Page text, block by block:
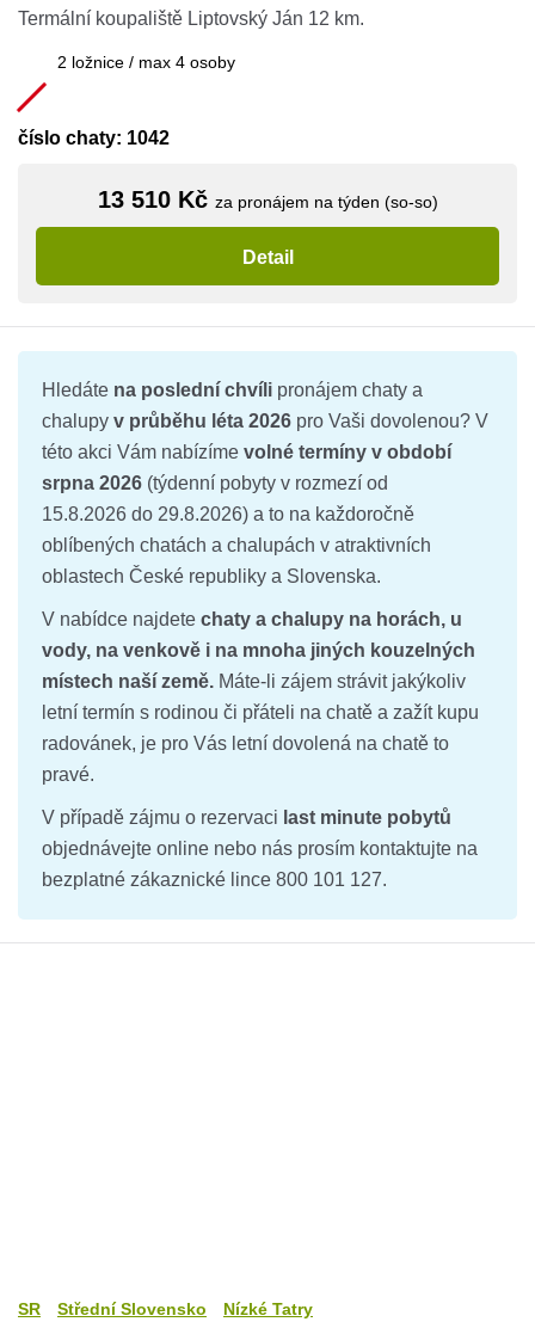
Termální koupaliště Liptovský Ján 12 km.
2 ložnice / max 4 osoby
číslo chaty: 1042
13 510 Kč za pronájem na týden (so-so)
Detail
Hledáte na poslední chvíli pronájem chaty a
chalupy v průběhu léta 2026 pro Vaši dovolenou? V
této akci Vám nabízíme volné termíny v období
srpna 2026 (týdenní pobyty v rozmezí od
15.8.2026 do 29.8.2026) a to na každoročně
oblíbených chatách a chalupách v atraktivních
oblastech České republiky a Slovenska.
V nabídce najdete chaty a chalupy na horách, u
vody, na venkově i na mnoha jiných kouzelných
místech naší země. Máte-li zájem strávit jakýkoliv
letní termín s rodinou či přáteli na chatě a zažít kupu
radovánek, je pro Vás letní dovolená na chatě to
pravé.
V případě zájmu o rezervaci last minute pobytů
objednávejte online nebo nás prosím kontaktujte na
bezplatné zákaznické lince 800 101 127.
SR Střední Slovensko Nízké Tatry